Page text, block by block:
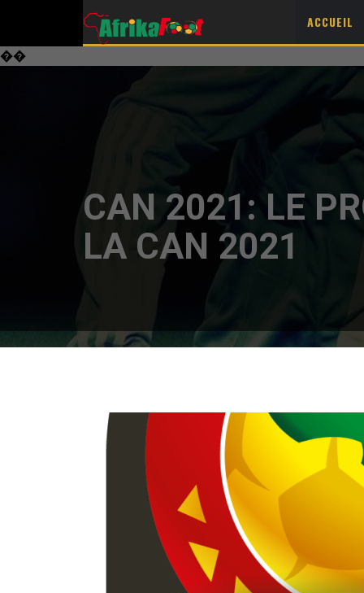
ACCUEIL
��
CAN 2021: LE
LA CAN 2021